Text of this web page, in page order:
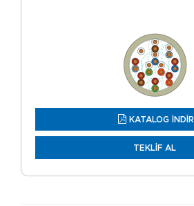
KATALOG İNDİR
TEKLİF AL